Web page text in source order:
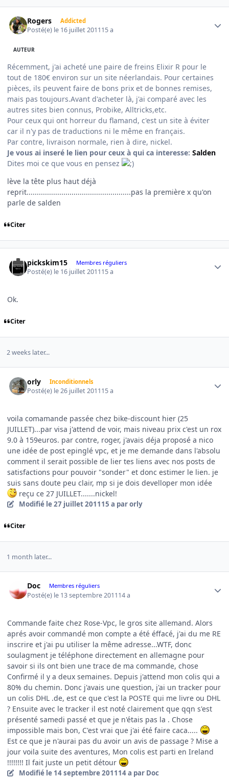
Rogers Addicted
Posté(e) le 16 juillet 201115 a
AUTEUR
Récemment, j'ai acheté une paire de freins Elixir R pour le
tout de 180€ environ sur un site néerlandais. Pour certaines
pièces, ils peuvent faire de bons prix et de bonnes remises,
mais pas toujours.Avant d'acheter là, j'ai comparé avec les
autres sites bien connus, Probike, Alltricks,etc.
Pour ceux qui ont horreur du flamand, c'est un site à éviter
car il n'y pas de traductions ni le même en français.
Par contre, livraison normale, rien à dire, nickel.
Je vous ai inseré le lien pour ceux à qui ca interesse: Salden
Dites moi ce que vous en pensez
lève la tête plus haut déjà
reprit...................................................pas la première x qu'on
parle de salden
Citer
pickskim15 Membres réguliers
Posté(e) le 16 juillet 201115 a
Ok.
Citer
2 weeks later...
orly Inconditionnels
Posté(e) le 26 juillet 201115 a
voila comamande passée chez bike-discount hier (25
JUILLET)...par visa j'attend de voir, mais niveau prix c'est un rox
9.0 à 159euros. par contre, roger, j'avais déja proposé a nico
une idée de post epinglé vpc, et je me demande dans l'absolu
comment il serait possible de lier tes liens avec nos posts de
satisfactions pour pouvoir "sonder" et donc estimer le lien. je
suis sans doute peu clair, mp si je dois develloper mon idée
reçu ce 27 JUILLET.......nickel!
Modifié le 27 juillet 201115 a par orly
Citer
1 month later...
Doc Membres réguliers
Posté(e) le 13 septembre 201114 a
Commande faite chez Rose-Vpc, le gros site allemand. Alors
aprés avoir commandé mon compte a été éffacé, j'ai du me RE
inscrire et j'ai pu utiliser la même adresse...WTF, donc
soulagment je téléphone directement en allemagne pour
savoir si ils ont bien une trace de ma commande, chose
Confirmé il y a deux semaines. Depuis j'attend mon colis qui a
80% du chemin. Donc j'avais une question, j'ai un tracker pour
un colis DHL .de, est ce que c'est la POSTE qui me livre ou DHL
? Ensuite avec le tracker il est noté clairement que qqn s'est
présenté samedi passé et que je n'étais pas la . Chose
impossible mais bon, C'est vrai que j'ai été faire caca.....
Est ce que je n'aurai pas du avoir un avis de passage ? Mise a
jour voila suite des aventures, Mon colis est parti en Ireland
!!!!!!!! Il fait juste un petit détour
Modifié le 14 septembre 201114 a par Doc